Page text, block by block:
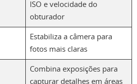
ISO e velocidade do
obturador
Estabiliza a câmera para
fotos mais claras
Combina exposições para
capturar detalhes em áreas